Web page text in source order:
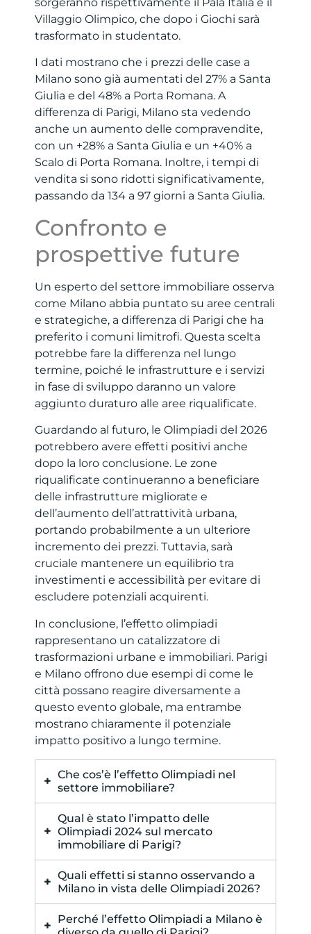
Villaggio Olimpico, che dopo i Giochi sarà
trasformato in studentato.
I dati mostrano che i prezzi delle case a
Milano sono già aumentati del 27% a Santa
Giulia e del 48% a Porta Romana. A
differenza di Parigi, Milano sta vedendo
anche un aumento delle compravendite,
con un +28% a Santa Giulia e un +40% a
Scalo di Porta Romana. Inoltre, i tempi di
vendita si sono ridotti significativamente,
passando da 134 a 97 giorni a Santa Giulia.
Confronto e
prospettive future
Un esperto del settore immobiliare osserva
come Milano abbia puntato su aree centrali
e strategiche, a differenza di Parigi che ha
preferito i comuni limitrofi. Questa scelta
potrebbe fare la differenza nel lungo
termine, poiché le infrastrutture e i servizi
in fase di sviluppo daranno un valore
aggiunto duraturo alle aree riqualificate.
Guardando al futuro, le Olimpiadi del 2026
potrebbero avere effetti positivi anche
dopo la loro conclusione. Le zone
riqualificate continueranno a beneficiare
delle infrastrutture migliorate e
dell’aumento dell’attrattività urbana,
portando probabilmente a un ulteriore
incremento dei prezzi. Tuttavia, sarà
cruciale mantenere un equilibrio tra
investimenti e accessibilità per evitare di
escludere potenziali acquirenti.
In conclusione, l’effetto olimpiadi
rappresentano un catalizzatore di
trasformazioni urbane e immobiliari. Parigi
e Milano offrono due esempi di come le
città possano reagire diversamente a
questo evento globale, ma entrambe
mostrano chiaramente il potenziale
impatto positivo a lungo termine.
Che cos’è l’effetto Olimpiadi nel
settore immobiliare?
L’effetto Olimpiadi si riferisce
all’impatto che i Giochi hanno sulle
città ospitanti, con trasformazioni
urbane, riqualificazione di quartieri e
crescita dei prezzi immobiliari, spesso
accompagnati da un incremento della
Qual è stato l’impatto delle
Olimpiadi 2024 sul mercato
immobiliare di Parigi?
Parigi ha registrato forti aumenti dei
prezzi nelle aree olimpiche, come
Saint-Denis (+31%) e Saint-Ouen
(+15,5%). Tuttavia, le compravendite
Quali effetti si stanno osservando a
Milano in vista delle Olimpiadi 2026?
Milano sta vivendo un aumento sia dei
prezzi sia delle compravendite nelle
Perché l’effetto Olimpiadi a Milano è